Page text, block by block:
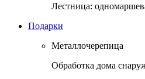
Лестница:
Подарки
Металлочерепица
Обработка дома